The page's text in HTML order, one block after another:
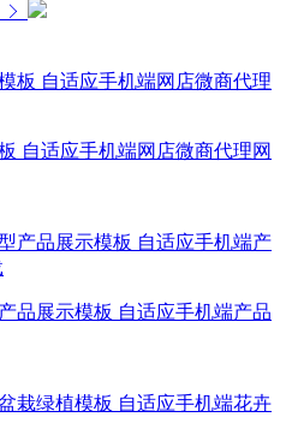
自适应手机端网店微商代理网
品展示模板 自适应手机端产品